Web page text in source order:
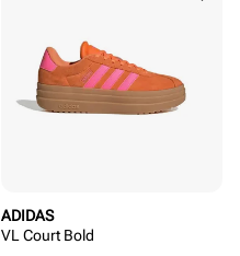
ADIDAS
VL Court Bold